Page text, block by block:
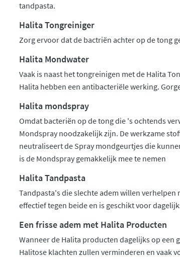
tandpasta.
Halita Tongreiniger
Zorg ervoor dat de bactriën achter op de tong
Halita Mondwater
Vaak is naast het tongreinigen met de Halita
Halita hebben een antibacteriële werking.
Halita mondspray
Omdat bacteriën op de tong die 's ochtends
Mondspray noodzakelijk zijn. De werkzame
neutraliseert de Spray mondgeurtjes die
is de Mondspray gemakkelijk mee te nemen
Halita Tandpasta
Tandpasta's die slechte adem willen
effectief tegen beide en is geschikt voor
Een frisse adem met Halita Producten
Wanneer de Halita producten dagelijks op een
Halitose klachten zullen verminderen en vaak